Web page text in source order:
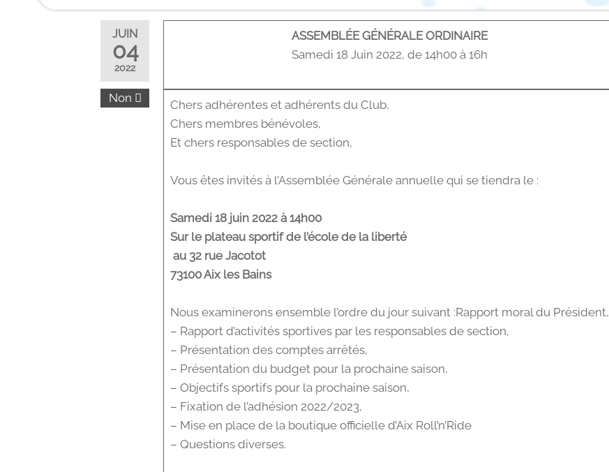
JUIN
04
2022
Non
ASSEMBLÉE GÉNÉRALE ORDINAIRE
Samedi 18 Juin 2022, de 14h00 à 16h
Chers adhérentes et adhérents du Club,
Chers membres bénévoles,
Et chers responsables de section,
Vous êtes invités à l’Assemblée Générale annuelle qui se tiendra le :
Samedi 18 juin 2022 à 14h00
Sur le plateau sportif de l’école de la liberté
au 32 rue Jacotot
73100 Aix les Bains
Nous examinerons ensemble l’ordre du jour suivant :Rapport moral du Président,
– Rapport d’activités sportives par les responsables de section,
– Présentation des comptes arrêtés,
– Présentation du budget pour la prochaine saison,
– Objectifs sportifs pour la prochaine saison,
– Fixation de l’adhésion 2022/2023,
– Mise en place de la boutique officielle d’Aix Roll’n’Ride
– Questions diverses.